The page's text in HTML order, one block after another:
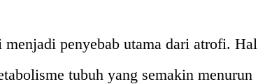
penyebab utama dari atrofi. Hal
tubuh yang semakin menurun